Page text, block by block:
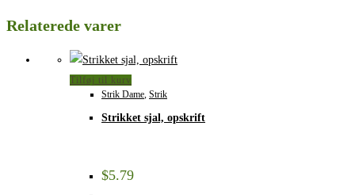
Relaterede varer
Tilføj til kurv
Strik Dame Strik
Strikket sjal, opskrift
$5.79